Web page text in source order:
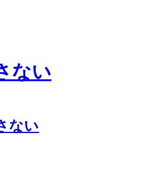
ない
ない